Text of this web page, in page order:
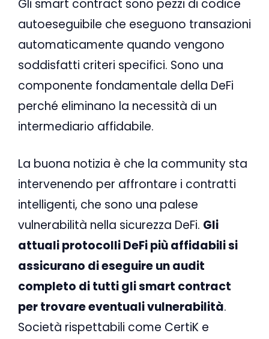
Gli smart contract sono pezzi di codice
autoeseguibile che eseguono transazioni
automaticamente quando vengono
soddisfatti criteri specifici. Sono una
componente fondamentale della DeFi
perché eliminano la necessità di un
intermediario affidabile.
La buona notizia è che la community sta
intervenendo per affrontare i contratti
intelligenti, che sono una palese
vulnerabilità nella sicurezza DeFi. Gli
attuali protocolli DeFi più affidabili si
assicurano di eseguire un audit
completo di tutti gli smart contract
per trovare eventuali vulnerabilità.
Società rispettabili come CertiK e